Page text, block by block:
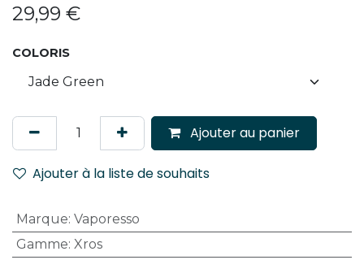
29,99 €
COLORIS
Ajouter au panier
Ajouter à la liste de souhaits
Marque: Vaporesso
Gamme: Xros